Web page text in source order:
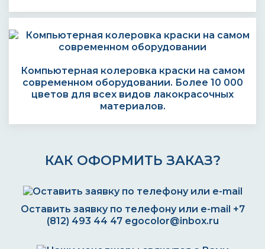
Компьютерная колеровка краски на самом
современном оборудовании. Более 10 000
цветов для всех видов лакокрасочных
материалов.
КАК ОФОРМИТЬ ЗАКАЗ?
Оставить заявку по телефону или e-mail +7
(812) 493 44 47 egocolor@inbox.ru